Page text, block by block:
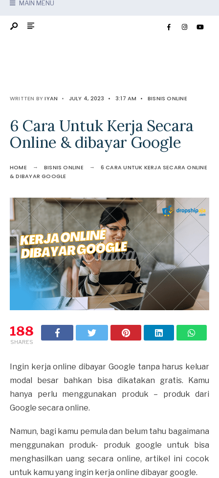
MAIN MENU
WRITTEN BYIYAN • JULY 4, 2023 • 3:17 AM • BISNIS ONLINE
6 Cara Untuk Kerja Secara
Online & dibayar Google
HOME BISNIS ONLINE
6 CARA UNTUK KERJA SECARA ONLINE
& DIBAYAR GOOGLE
188
SHARES
Ingin kerja online dibayar Google tanpa harus keluar
modal besar bahkan bisa dikatakan gratis. Kamu
hanya perlu menggunakan produk – produk dari
Google secara online.
Namun, bagi kamu pemula dan belum tahu bagaimana
menggunakan produk- produk google untuk bisa
menghasilkan uang secara online, artikel ini cocok
untuk kamu yang ingin kerja online dibayar google.